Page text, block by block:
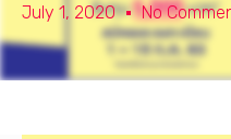
July 1, 2020 No